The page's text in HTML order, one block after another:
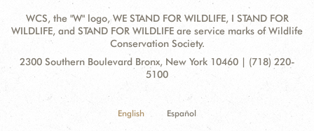
WCS, the "W" logo, WE STAND FOR WILDLIFE, I STAND FOR
WILDLIFE, and STAND FOR WILDLIFE are service marks of Wildlife
Conservation Society.
Contact
Address:
2300 Southern Boulevard Bronx, New York 10460 | (718) 220-
5100
English Español